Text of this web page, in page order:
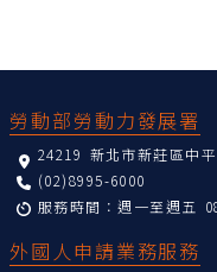
勞動部勞動力發展署
24219 新北市新莊區中
(02)8995-6000
服務時間：週一至週五
外國人申請業務服務